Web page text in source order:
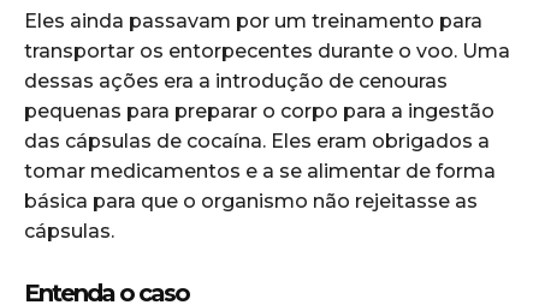
Eles ainda passavam por um treinamento para
transportar os entorpecentes durante o voo. Uma
dessas ações era a introdução de cenouras
pequenas para preparar o corpo para a ingestão
das cápsulas de cocaína. Eles eram obrigados a
tomar medicamentos e a se alimentar de forma
básica para que o organismo não rejeitasse as
cápsulas.
Entenda o caso